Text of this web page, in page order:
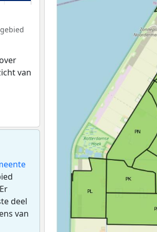
van
deel
van